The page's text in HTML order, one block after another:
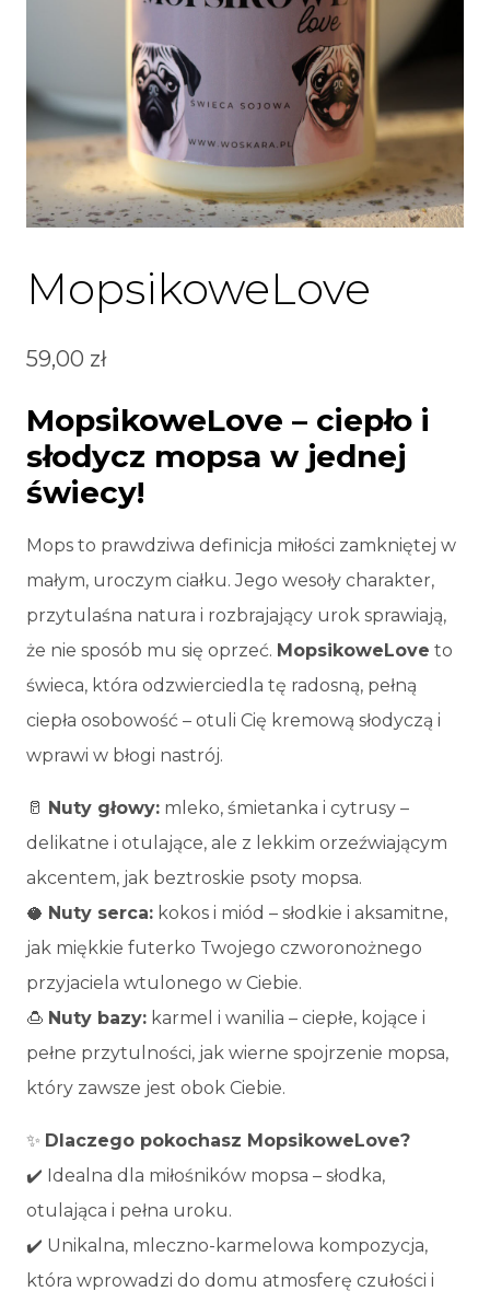
MopsikoweLove
59,00 zł
MopsikoweLove – ciepło i
słodycz mopsa w jednej
świecy!
Mops to prawdziwa definicja miłości zamkniętej w
małym, uroczym ciałku. Jego wesoły charakter,
przytulaśna natura i rozbrajający urok sprawiają,
że nie sposób mu się oprzeć. MopsikoweLove to
świeca, która odzwierciedla tę radosną, pełną
ciepła osobowość – otuli Cię kremową słodyczą i
wprawi w błogi nastrój.
🥛 Nuty głowy: mleko, śmietanka i cytrusy –
delikatne i otulające, ale z lekkim orzeźwiającym
akcentem, jak beztroskie psoty mopsa.
🥥 Nuty serca: kokos i miód – słodkie i aksamitne,
jak miękkie futerko Twojego czworonożnego
przyjaciela wtulonego w Ciebie.
🍮 Nuty bazy: karmel i wanilia – ciepłe, kojące i
pełne przytulności, jak wierne spojrzenie mopsa,
który zawsze jest obok Ciebie.
✨ Dlaczego pokochasz MopsikoweLove?
✔️ Idealna dla miłośników mopsa – słodka,
otulająca i pełna uroku.
✔️ Unikalna, mleczno-karmelowa kompozycja,
która wprowadzi do domu atmosferę czułości i